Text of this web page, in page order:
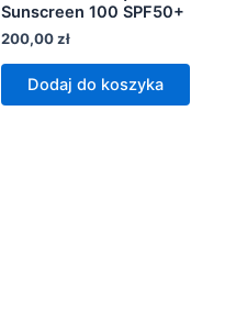
Sunscreen 100 SPF50+
200,00zł
Dodaj do koszyka